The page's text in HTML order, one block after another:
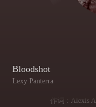
Bloodshot
Lexy Panterra
作词 : Alexis